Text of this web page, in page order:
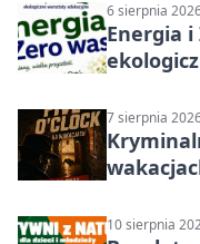
6 sierpnia
Energia i
7 sierpnia
10 sierpnia